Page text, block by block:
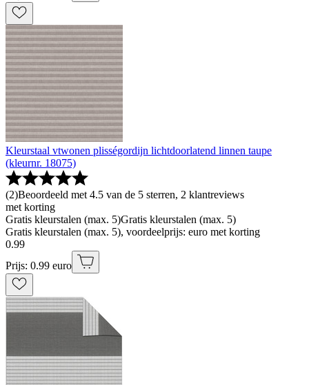
Kleurstaal vtwonen plisségordijn lichtdoorlatend linnen taupe
(kleurnr. 18075)
(2)Beoordeeld met 4.5 van de 5 sterren, 2 klantreviews
met korting
Gratis kleurstalen (max. 5)Gratis kleurstalen (max. 5)
Gratis kleurstalen (max. 5), voordeelprijs: euro met korting
0.99
Prijs: 0.99 euro